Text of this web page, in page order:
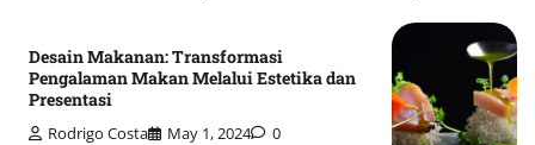
Desain Makanan: Transformasi
Pengalaman Makan Melalui Estetika dan
Presentasi
Rodrigo Costa May 1, 2024 0